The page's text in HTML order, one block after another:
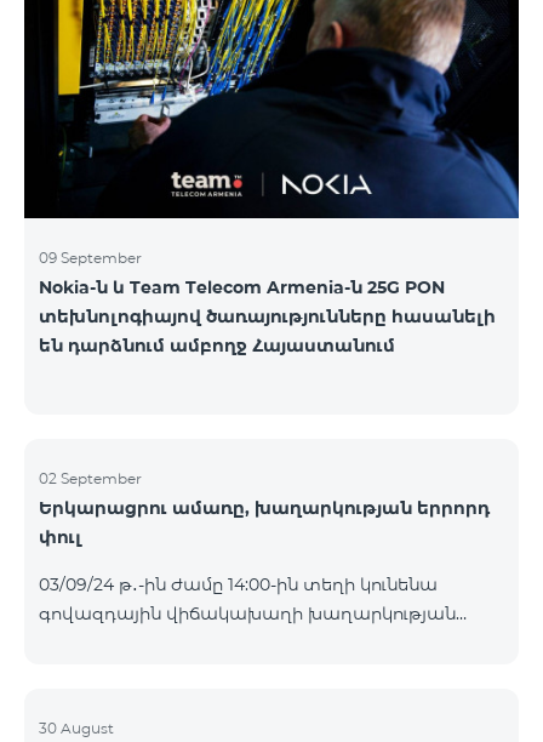
սակագնային փաթեթի հեռախոսահամարով։
Հաղթող հեռախոսահամարներն ընտրվելու են
պատահական թվերի գեներատորի միջոցով։
Հետևեք մեզ Team-ի Facebook-յան և YouTube-յան
ալիքների պաշտոնական էջերում: Մանրամասն
պայմաններ՝
https://www.telecomarmenia.am/hy/B2S?s
09 September
Nokia-ն և Team Telecom Armenia-ն 25G PON
տեխնոլոգիայով ծառայությունները հասանելի
են դարձնում ամբողջ Հայաստանում
02 September
Երկարացրու ամառը, խաղարկության երրորդ
փուլ
03/09/24 թ․-ին ժամը 14:00-ին տեղի կունենա
գովազդային վիճակախաղի խաղարկության
քարտի` TeamTok կանխավճարային
30 August